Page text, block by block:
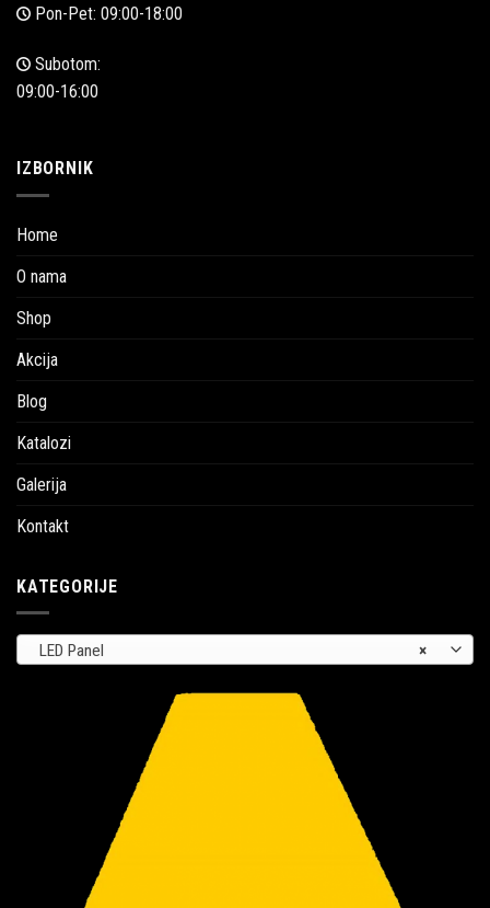
Pon-Pet: 09:00-18:00
Subotom:
09:00-16:00
IZBORNIK
Home
O nama
Shop
Akcija
Blog
Katalozi
Galerija
Kontakt
KATEGORIJE
×
LED Panel